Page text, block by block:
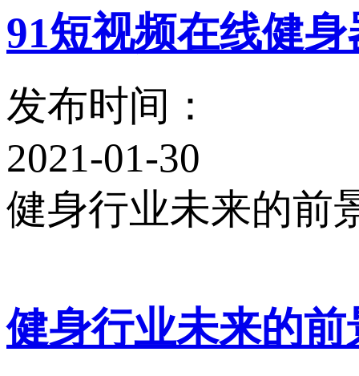
91短视频在线健
发布时间：
2021-01-30
健身行业未来的前景
健身行业未来的前